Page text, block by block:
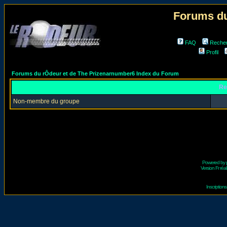
Forums
FAQ
Profil
Forums du rÔdeur et de The Prizenarnumber6 Index du Forum
Non-membre du groupe
Powered by
Version Fr